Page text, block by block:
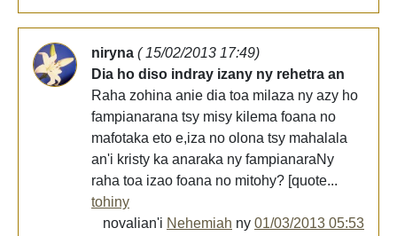
niryna ( 15/02/2013 17:49)
Dia ho diso indray izany ny rehetra an
Raha zohina anie dia toa milaza ny azy ho
fampianarana tsy misy kilema foana no
mafotaka eto e,iza no olona tsy mahalala
an'i kristy ka anaraka ny fampianaraNy
raha toa izao foana no mitohy? [quote...
tohiny
novalian'i Nehemiah ny 01/03/2013 05:53